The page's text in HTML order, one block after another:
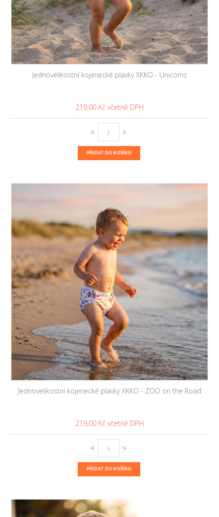
Jednovelikostní kojenecké plavky XKKO - Unicorns
219,00 Kč
PŘIDAT DO KOŠÍKU
Jednovelikostní kojenecké plavky XKKO - ZOO on the Road
219,00 Kč
PŘIDAT DO KOŠÍKU